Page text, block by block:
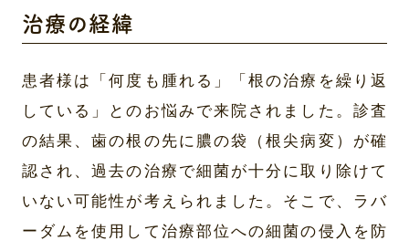
治療の経緯
患者様は「何度も腫れる」「根の治療を繰り返
している」とのお悩みで来院されました。診査
の結果、歯の根の先に膿の袋（根尖病変）が確
認され、過去の治療で細菌が十分に取り除けて
いない可能性が考えられました。そこで、ラバ
ーダムを使用して治療部位への細菌の侵入を防